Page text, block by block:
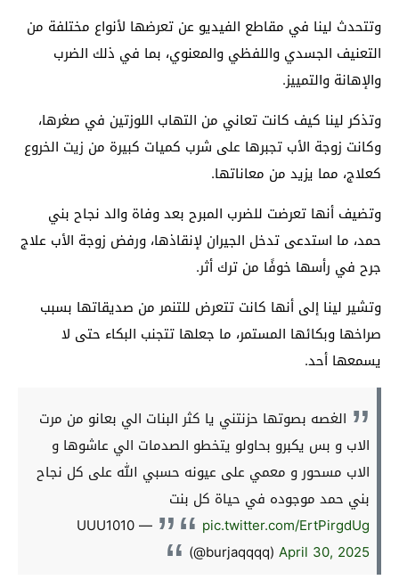
وتتحدث لينا في مقاطع الفيديو عن تعرضها لأنواع مختلفة من
التعنيف الجسدي واللفظي والمعنوي، بما في ذلك الضرب
والإهانة والتمييز.
وتذكر لينا كيف كانت تعاني من التهاب اللوزتين في صغرها،
وكانت زوجة الأب تجبرها على شرب كميات كبيرة من زيت الخروع
كعلاج، مما يزيد من معاناتها.
وتضيف أنها تعرضت للضرب المبرح بعد وفاة والد نجاح بني
حمد، ما استدعى تدخل الجيران لإنقاذها، ورفض زوجة الأب علاج
جرح في رأسها خوفًا من ترك أثر.
وتشير لينا إلى أنها كانت تتعرض للتنمر من صديقاتها بسبب
صراخها وبكائها المستمر، ما جعلها تتجنب البكاء حتى لا
يسمعها أحد.
الغصه بصوتها حزنتني يا كثر البنات الي بعانو من مرت
الاب و بس يكبرو بحاولو يتخطو الصدمات الي عاشوها و
الاب مسحور و معمي على عيونه حسبي الله على كل نجاح
بني حمد موجوده في حياة كل بنت
pic.twitter.com/ErtPirgdUg
— UUU1010
(@burjaqqqq) April 30, 2025